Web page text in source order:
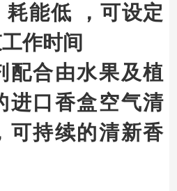
耗能低 ，可设定
作时间
配合由水果及植
进口香盒空气清
可持续的清新香